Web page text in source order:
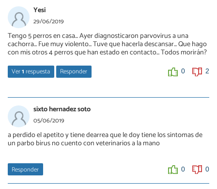
26/07/2019
1ro dices q la persona debe detectar si el perro tiene parvo y
luego asistir al veterinario para dar un diagnóstico. Esa intro no
me parece xq las personas no lo saben.
Tampoco saben como tomar la temperatura de un perro, como
deshidratación.
conocer la fisiopatología e inclusive dar un tratamiento!
En todo caso deberías explicar la forma en q "se transmite y
cómo prevenir la enfermedad".
Yesi
29/06/2019
Tengo 5 perros en casa... Ayer diagnosticaron parvovirus a una
cachorra... Fue muy violento... Tuve que hacerla descansar... Que hago
con mis otros 4 perros que han estado en contacto... Todos morirán?
Ver1respuesta Responder 0 2
25/09/2019
Hola que paso con tus perritos, si se salvaron que fue lo que
hiciste?? tengo un caso similar y a mi me dijeron que no podia ir a
ponerles las vacunas a los demás hasta que pasaran 20 dias
después de la muerte de el cachorro infectado por parvo
sixto hernadez soto
05/06/2019
a perdido el apetito y tiene dearrea que le doy tiene los sintomas de
un parbo birus no cuento con veterinarios a la mano
Responder 0 0